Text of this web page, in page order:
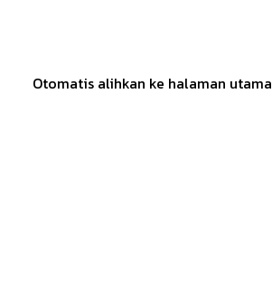
Otomatis alihkan ke halaman